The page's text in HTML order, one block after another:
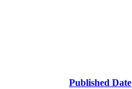
Published Date